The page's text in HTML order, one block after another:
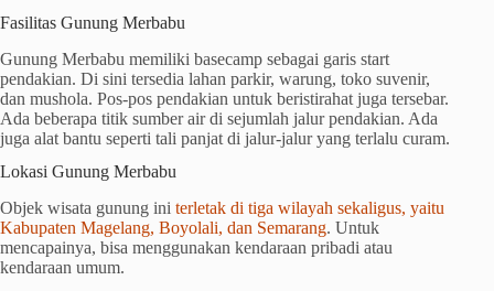
Fasilitas Gunung Merbabu
Gunung Merbabu memiliki basecamp sebagai garis start
pendakian. Di sini tersedia lahan parkir, warung, toko suvenir,
dan mushola. Pos-pos pendakian untuk beristirahat juga tersebar.
Ada beberapa titik sumber air di sejumlah jalur pendakian. Ada
juga alat bantu seperti tali panjat di jalur-jalur yang terlalu curam.
Lokasi Gunung Merbabu
Objek wisata gunung ini terletak di tiga wilayah sekaligus, yaitu
Kabupaten Magelang, Boyolali, dan Semarang. Untuk
mencapainya, bisa menggunakan kendaraan pribadi atau
kendaraan umum.